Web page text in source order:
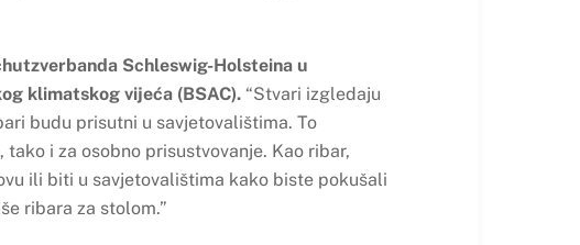
Schleswig-Holsteina u
klimatskog vijeća (BSAC). “Stvari izgledaju
budu prisutni u savjetovalištima. To
i za osobno prisustvovanje. Kao ribar,
ili biti u savjetovalištima kako biste pokušali
ribara za stolom.”